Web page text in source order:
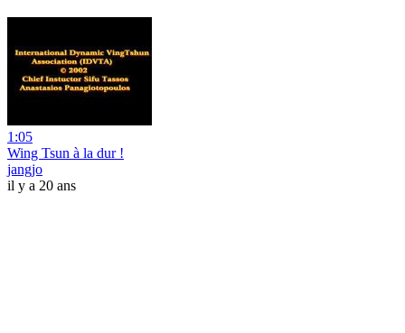
1:05
Wing Tsun à la dur !
jangjo
il y a 20 ans